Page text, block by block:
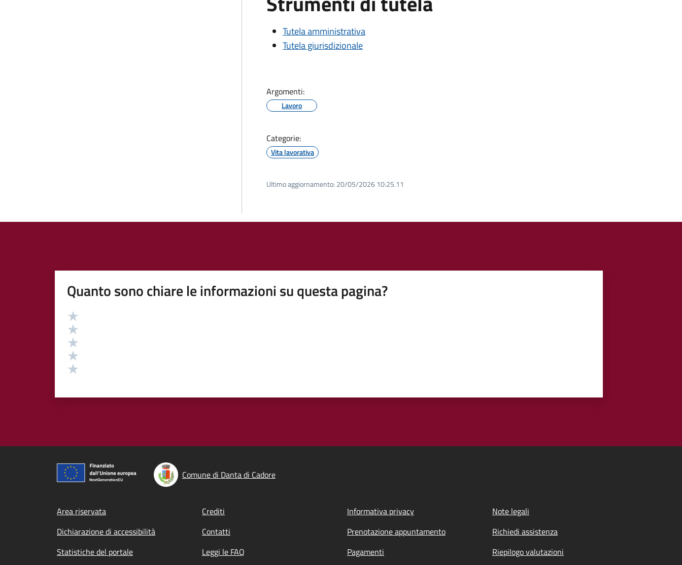
Tutela amministrativa
Tutela giurisdizionale
Argomenti:
Lavoro
Categorie:
Vita lavorativa
Ultimo aggiornamento: 20/05/2026 10:25.11
Quanto sono chiare le informazioni su questa pagina?
Valutazione
Comune di Danta di Cadore
Footer menu
Area riservata Crediti Informativa privacy
Note legali
Dichiarazione di accessibilità
Contatti Prenotazione appuntamento
Richiedi assistenza
Statistiche del portale
Leggi le FAQ Pagamenti Riepilogo valutazioni